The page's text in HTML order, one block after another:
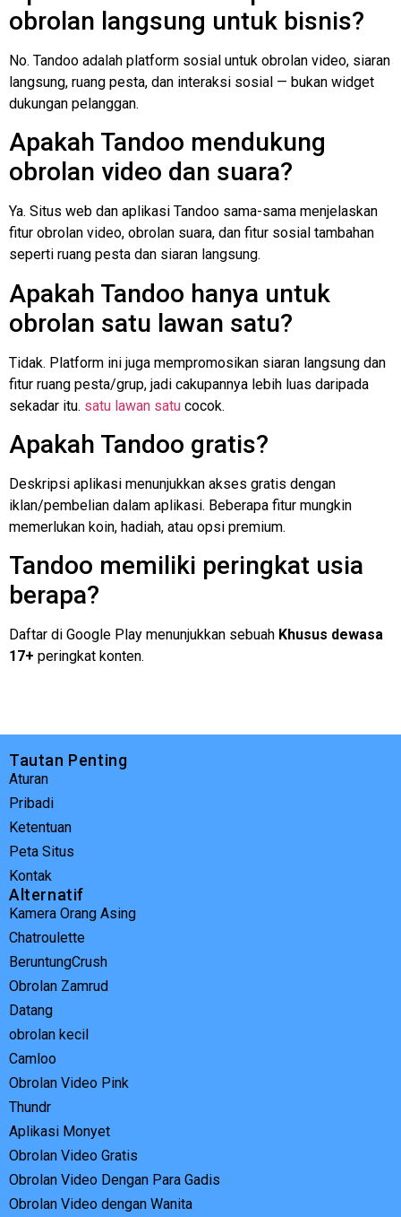
obrolan langsung untuk bisnis?
No. Tandoo adalah platform sosial untuk obrolan video, siaran
langsung, ruang pesta, dan interaksi sosial — bukan widget
dukungan pelanggan.
Apakah Tandoo mendukung
obrolan video dan suara?
Ya. Situs web dan aplikasi Tandoo sama-sama menjelaskan
fitur obrolan video, obrolan suara, dan fitur sosial tambahan
seperti ruang pesta dan siaran langsung.
Apakah Tandoo hanya untuk
obrolan satu lawan satu?
Tidak. Platform ini juga mempromosikan siaran langsung dan
fitur ruang pesta/grup, jadi cakupannya lebih luas daripada
sekadar itu. satu lawan satu cocok.
Apakah Tandoo gratis?
Deskripsi aplikasi menunjukkan akses gratis dengan
iklan/pembelian dalam aplikasi. Beberapa fitur mungkin
memerlukan koin, hadiah, atau opsi premium.
Tandoo memiliki peringkat usia
berapa?
Daftar di Google Play menunjukkan sebuah Khusus dewasa
17+ peringkat konten.
Tautan Penting
Aturan
Pribadi
Ketentuan
Peta Situs
Kontak
Alternatif
Kamera Orang Asing
Chatroulette
BeruntungCrush
Obrolan Zamrud
Datang
obrolan kecil
Camloo
Obrolan Video Pink
Thundr
Aplikasi Monyet
Obrolan Video Gratis
Obrolan Video Dengan Para Gadis
Obrolan Video dengan Wanita